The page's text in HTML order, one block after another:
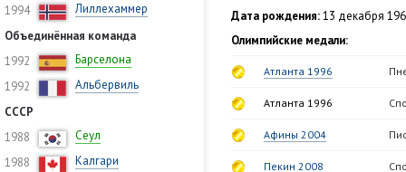
1994
Лиллехаммер
Объединённая команда
1992
Барселона
1992
Альбервиль
СССР
1988
Сеул
1988
Калгари
Дата рождения:13 декабря
Олимпийские медали:
Атланта 1996
Атланта 1996
Афины 2004
Пекин 2008